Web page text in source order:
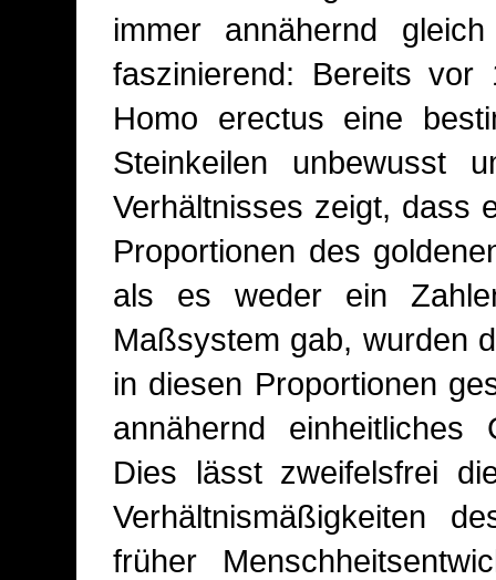
immer annähernd
faszinierend: Bereits
Homo erectus eine
Steinkeilen unbewusst
Verhältnisses zeigt, dass
Proportionen des
als es weder ein
Maßsystem gab, wurden
in diesen Proportionen
annähernd einheitliches
Dies lässt zweifelsfrei
Verhältnismäßigkeiten
früher